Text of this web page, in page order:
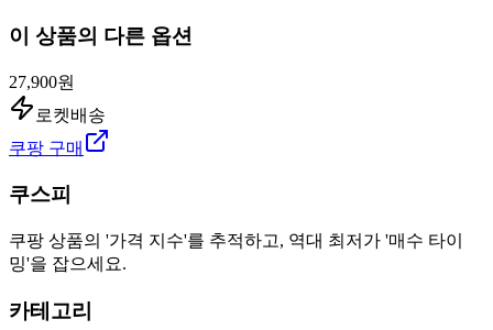
이 상품의 다른 옵션
27,900원
로켓배송
쿠팡 구매
쿠스피
쿠팡 상품의 '가격 지수'를 추적하고, 역대 최저가 '매수 타이
밍'을 잡으세요.
카테고리